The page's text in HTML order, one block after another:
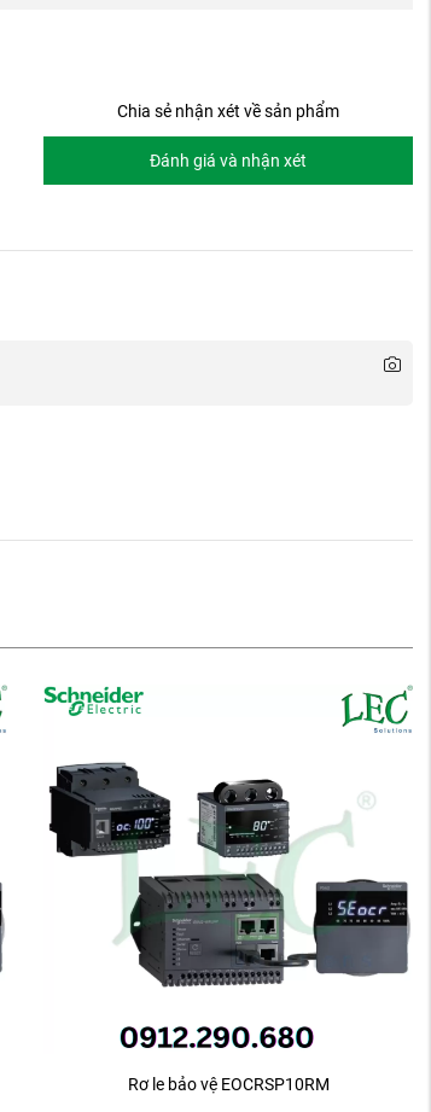
Chia sẻ nhận xét về sản phẩm
Đánh giá và nhận xét
Rơ le bảo vệ EOCRSP10RM